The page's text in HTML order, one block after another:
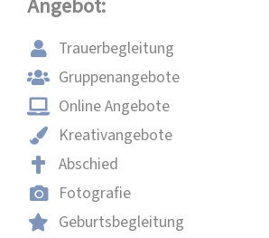
Angebot:
Trauerbegleitung
Gruppenangebote
Online Angebote
Kreativangebote
Abschied
Fotografie
Geburtsbegleitung